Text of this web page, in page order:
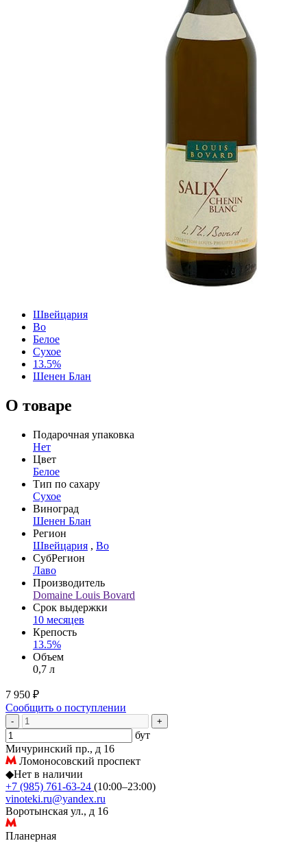
Швейцария
Во
Белое
Сухое
13.5%
Шенен Блан
О товаре
Подарочная упаковка
Нет
Цвет
Белое
Тип по сахару
Сухое
Виноград
Шенен Блан
Регион
Швейцария , Во
СубРегион
Лаво
Производитель
Domaine Louis Bovard
Срок выдержки
10 месяцев
Крепость
13.5%
Объем
0,7 л
7 950 ₽
Сообщить о поступлении
- +
бут
Мичуринский пр., д 16
Ломоносовский проспект
◆Нет в наличии
+7 (985) 761-63-24 (10:00–23:00)
vinoteki.ru@yandex.ru
Воротынская ул., д 16
Планерная